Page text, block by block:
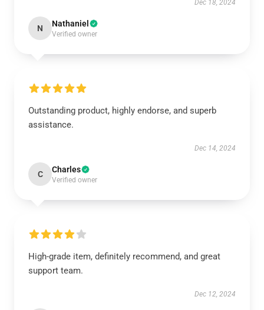
Dec 18, 2024
N Nathaniel
Verified owner
Outstanding product, highly endorse, and superb
assistance.
Dec 14, 2024
C Charles
Verified owner
High-grade item, definitely recommend, and great
support team.
Dec 12, 2024